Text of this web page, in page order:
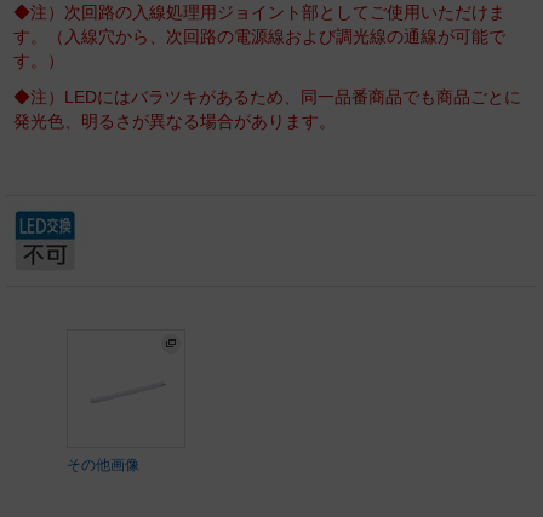
◆注）次回路の入線処理用ジョイント部としてご使用いただけま
す。（入線穴から、次回路の電源線および調光線の通線が可能で
す。）
◆注）LEDにはバラツキがあるため、同一品番商品でも商品ごとに
発光色、明るさが異なる場合があります。
その他画像